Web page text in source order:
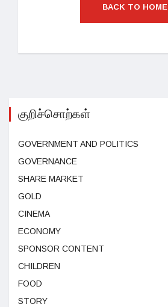
BACK TO HOME
குறிச்சொற்கள்
GOVERNMENT AND POLITICS
GOVERNANCE
SHARE MARKET
GOLD
CINEMA
ECONOMY
SPONSOR CONTENT
CHILDREN
FOOD
STORY